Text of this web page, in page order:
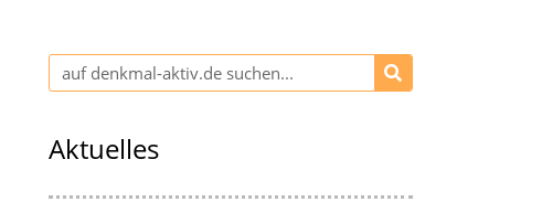
Aktuelles